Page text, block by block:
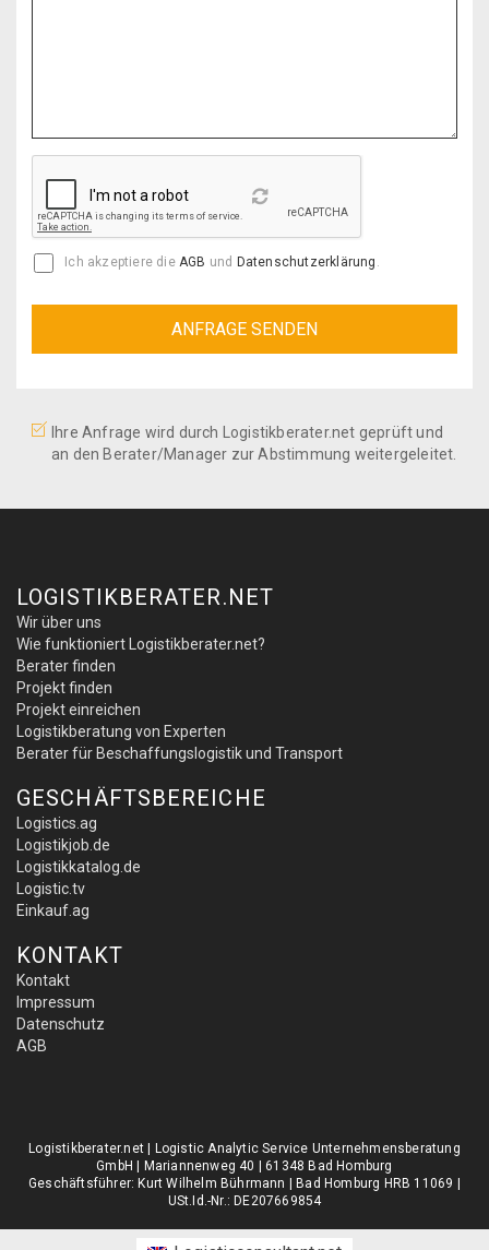
Reload
Ich akzeptiere die AGB und Datenschutzerklärung .
Ihre Anfrage wird durch Logistikberater.net geprüft und
an den Berater/Manager zur Abstimmung weitergeleitet.
LOGISTIKBERATER.NET
Wir über uns
Wie funktioniert Logistikberater.net?
Berater finden
Projekt finden
Projekt einreichen
Logistikberatung von Experten
Berater für Beschaffungslogistik und Transport
GESCHÄFTSBEREICHE
Logistics.ag
Logistikjob.de
Logistikkatalog.de
Logistic.tv
Einkauf.ag
KONTAKT
Kontakt
Impressum
Datenschutz
AGB
Logistikberater.net | Logistic Analytic Service Unternehmensberatung
GmbH | Mariannenweg 40 | 61348 Bad Homburg
Geschäftsführer: Kurt Wilhelm Bührmann | Bad Homburg HRB 11069 |
USt.Id.-Nr.: DE207669854